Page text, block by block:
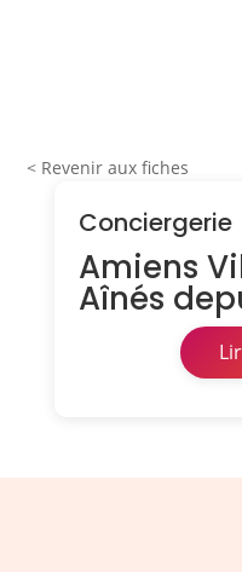
< Revenir aux fiches
Conciergerie
Amiens
Aînés